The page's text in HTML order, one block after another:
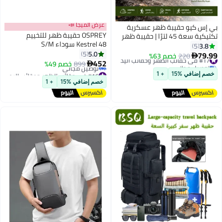
حقيبة ظهر عسكرية
تكتيكية سعة 45 لترًا | حقيبة ظهر
والإخلاء | مزودة بنظام
MOLLE | مقاومة للماء، تصميم
| مناسبة للسفر
الخارجية
والتخييم

220خصم 63%
مجاني
%15
+ 1
عرض الميجا 📣
OSPREY حقيبة ظهر للتخييم
Kestrel 48 سوداء S/M
452
899خصم 49%
أقل سعر في السنة
توصيل مجاني
خصم إضافي %15 + 1